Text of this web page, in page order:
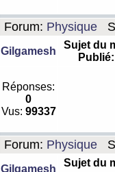
Forum: Physique
Gilgamesh
Sujet du
Publié:
Réponses:
0
Vus: 99337
Forum: Physique
Gilgamesh
Sujet du